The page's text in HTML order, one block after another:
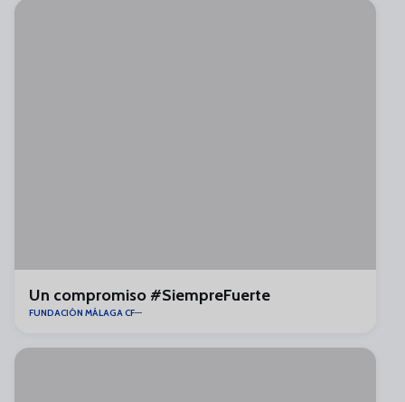
Un compromiso #SiempreFuerte
FUNDACIÓN MÁLAGA CF